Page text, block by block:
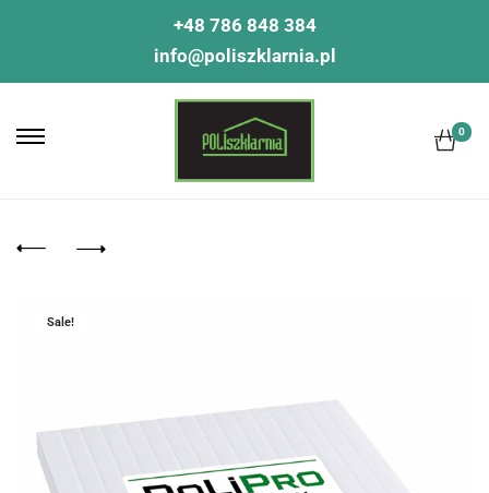
+48 786 848 384
info@poliszklarnia.pl
0
Sale!